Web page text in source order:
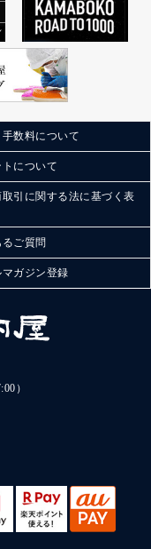
手数料について
トについて
取引に関する法に基づく表
るご質問
マガジン登録
）